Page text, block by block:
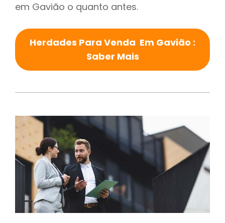
em Gavião o quanto antes.
Herdades Para Venda Em Gavião :
Saber Mais